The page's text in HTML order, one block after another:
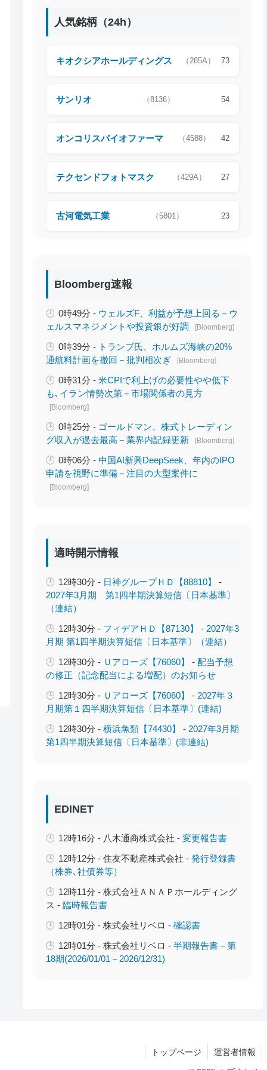
人気銘柄（24h）
キオクシアホールディングス （285A） 73
サンリオ （8136） 54
オンコリスバイオファーマ （4588） 42
テクセンドフォトマスク （429A） 27
古河電気工業 （5801） 23
Bloomberg速報
0時49分 - ウェルズF、利益が予想上回る－ウ
ェルスマネジメントや投資銀が好調
[Bloomberg]
0時39分 - トランプ氏、ホルムズ海峡の20%
通航料計画を撤回－批判相次ぎ
[Bloomberg]
0時31分 -米CPIで利上げの必要性やや低下
も､イラン情勢次第－市場関係者の見方
[Bloomberg]
0時25分 - ゴールドマン、株式トレーディン
グ収入が過去最高－業界内記録更新
[Bloomberg]
0時06分 -中国AI新興DeepSeek、年内のIPO
申請を視野に準備－注目の大型案件に
[Bloomberg]
適時開示情報
12時30分 - 日神グループＨＤ【88810】
-
2027年3月期 第1四半期決算短信〔日本基準〕
（連結）
12時30分 - フィデアＨＤ【87130】 -2027年3
月期 第1四半期決算短信〔日本基準〕（連結）
12時30分 - Ｕアローズ【76060】 - 配当予想
の修正（記念配当による増配）のお知らせ
12時30分 - Ｕアローズ【76060】 -2027年３
月期第１四半期決算短信〔日本基準〕(連結)
12時30分 -横浜魚類【74430】 -2027年3月期
第1四半期決算短信〔日本基準〕(非連結)
EDINET
12時16分 - 八木通商株式会社 -変更報告書
12時12分 - 住友不動産株式会社 -発行登録書
（株券､社債券等）
12時11分 - 株式会社ＡＮＡＰホールディング
ス -臨時報告書
12時01分 - 株式会社リベロ -確認書
12時01分 - 株式会社リベロ -半期報告書－第
18期(2026/01/01－2026/12/31)
トップページ 運営者情報